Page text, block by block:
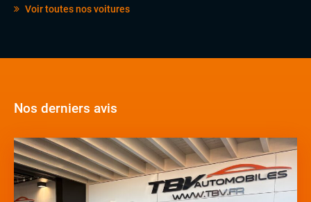
Voir toutes nos voitures
Nos derniers avis